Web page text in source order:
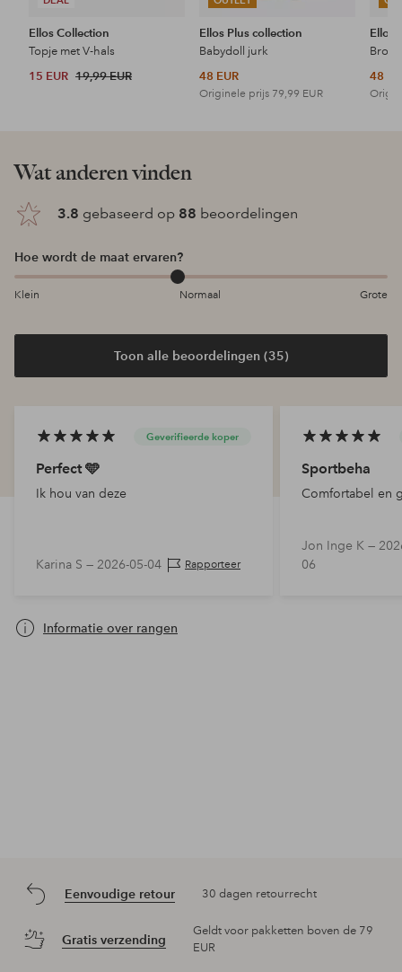
Ellos Collection
Topje met V-hals
15 EUR 19,99 EUR
Ellos Plus collection
Babydoll jurk
48 EUR
Originele prijs 79,99 EUR
Ellos
48
Wat anderen vinden
3.8 gebaseerd op 88 beoordelingen
Hoe wordt de maat ervaren?
Klein Normaal Grote
Toon alle beoordelingen (35)
Geverifieerde koper
Perfect 🩵
Ik hou van deze
Karina S — 2026-05-04 Rapporteer
Sportbeha
Comfortabel en
Jon Inge K —
06
Informatie over rangen
Eenvoudige retour 30 dagen retourrecht
Gratis verzending
Geldt voor pakketten boven de 79
EUR